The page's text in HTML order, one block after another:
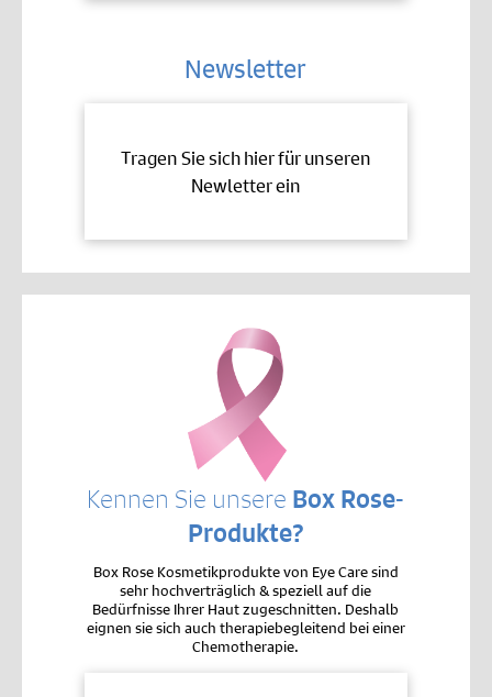
Newsletter
Tragen Sie sich hier für unseren
Newletter ein
Kennen Sie unsere Box Rose-
Produkte?
Box Rose Kosmetikprodukte von Eye Care sind
sehr hochverträglich & speziell auf die
Bedürfnisse Ihrer Haut zugeschnitten. Deshalb
eignen sie sich auch therapiebegleitend bei einer
Chemotherapie.